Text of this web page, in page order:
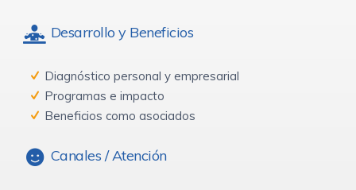
Desarrollo y Beneficios
Diagnóstico personal y empresarial
Programas e impacto
Beneficios como asociados
Canales / Atención